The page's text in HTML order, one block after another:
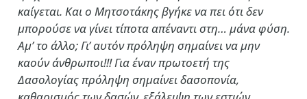
καίγεται. Και ο Μητσοτάκης βγήκε να πει ότι δεν
μπορούσε να γίνει τίποτα απέναντι στη… μάνα φύση.
Αμ’ το άλλο; Γι’ αυτόν πρόληψη σημαίνει να μην
καούν άνθρωποι!!! Για έναν πρωτοετή της
Δασολογίας πρόληψη σημαίνει δασοπονία,